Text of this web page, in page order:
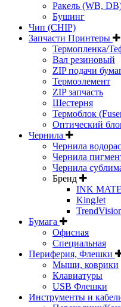
Ракель (WB,
Бушинг
Чип (CHIP)
Запчасти Принтеры
Термопленка/
Вал резиновый
ZIP подачи
Термоэлемент
ZIP запчасть
Шестерня
Термоблок
Оптический
Чернила
Чернила
Чернила
Чернила
Бренд
INK MATE
KingJet
Бумага
Офисная
Специальная
Периферия, Флешки
Мыши, коврики
Клавиатуры
USB Флешки
Инструменты и